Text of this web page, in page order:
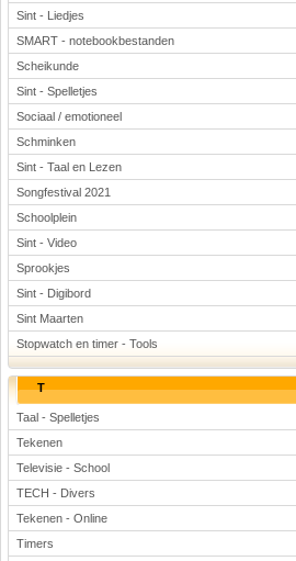
Sint - Liedjes
SMART - notebookbestanden
Scheikunde
Sint - Spelletjes
Sociaal / emotioneel
Schminken
Sint - Taal en Lezen
Songfestival 2021
Schoolplein
Sint - Video
Sprookjes
Sint - Digibord
Sint Maarten
Stopwatch en timer - Tools
T
Taal - Spelletjes
Tekenen
Televisie - School
TECH - Divers
Tekenen - Online
Timers